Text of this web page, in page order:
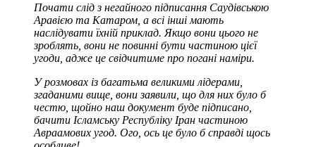
Почати слід з негайного підписання Саудівською
Аравією та Катаром, а всі інші мають
наслідувати їхній приклад. Якщо вони цього не
зроблять, вони не повинні бути частиною цієї
угоди, адже це свідчитиме про погані наміри.
У розмовах із багатьма великими лідерами,
згаданими вище, вони заявили, що для них було б
честю, щойно наш документ буде підписано,
бачити Ісламську Республіку Іран частиною
Авраамових угод. Ого, ось це було б справді щось